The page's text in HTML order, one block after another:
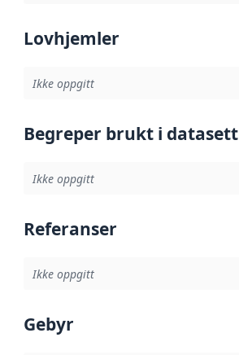
Lovhjemler
Ikke oppgitt
Begreper brukt i datasett
Ikke oppgitt
Referanser
Ikke oppgitt
Gebyr